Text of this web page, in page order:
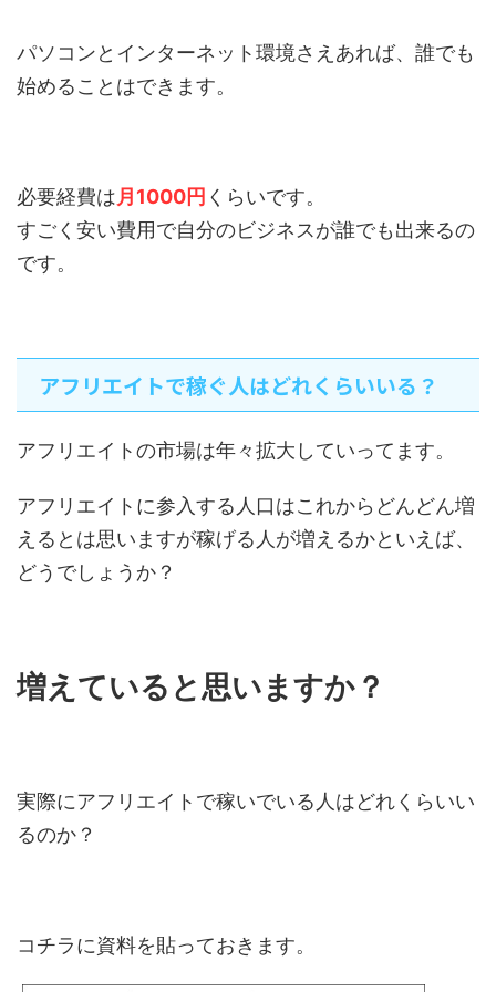
パソコンとインターネット環境さえあれば、誰でも
始めることはできます。
必要経費は月1000円 くらいです。
すごく安い費用で自分のビジネスが誰でも出来るの
です。
アフリエイトで稼ぐ人はどれくらいいる？
アフリエイトの市場は年々拡大していってます。
アフリエイトに参入する人口はこれからどんどん増
えるとは思いますが稼げる人が増えるかといえば、
どうでしょうか？
増えていると思いますか？
実際にアフリエイトで稼いでいる人はどれくらいい
るのか？
コチラに資料を貼っておきます。